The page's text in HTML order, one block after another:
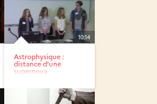
10:14
Astrophysique :
distance d’une
supernova